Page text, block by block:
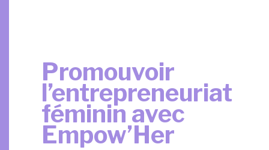
Promouvoir
l’entrepreneuriat
féminin avec
Empow’Her